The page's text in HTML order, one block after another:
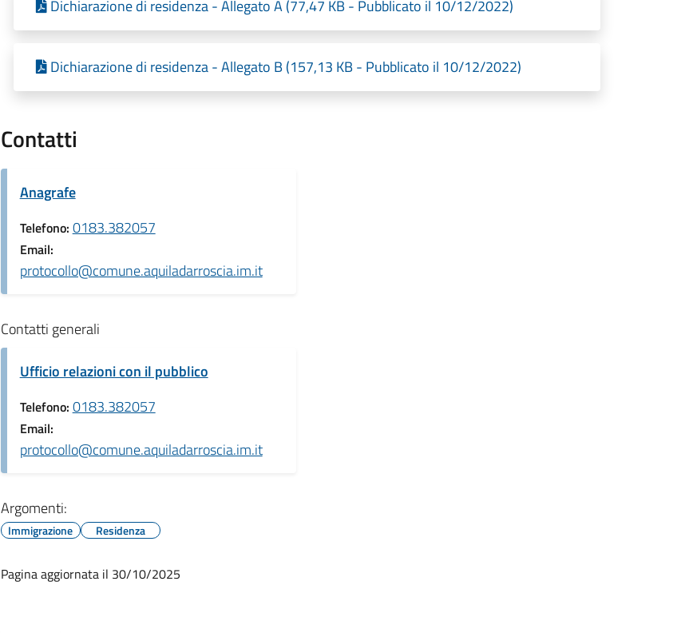
Dichiarazione di residenza - Allegato A (77,47 KB - Pubblicato il 10/12/2022)
Dichiarazione di residenza - Allegato B (157,13 KB - Pubblicato il 10/12/2022)
Contatti
Anagrafe
Telefono: 0183.382057
Email:
protocollo@comune.aquiladarroscia.im.it
Contatti generali
Ufficio relazioni con il pubblico
Telefono: 0183.382057
Email:
protocollo@comune.aquiladarroscia.im.it
Argomenti:
Immigrazione Residenza
Pagina aggiornata il 30/10/2025